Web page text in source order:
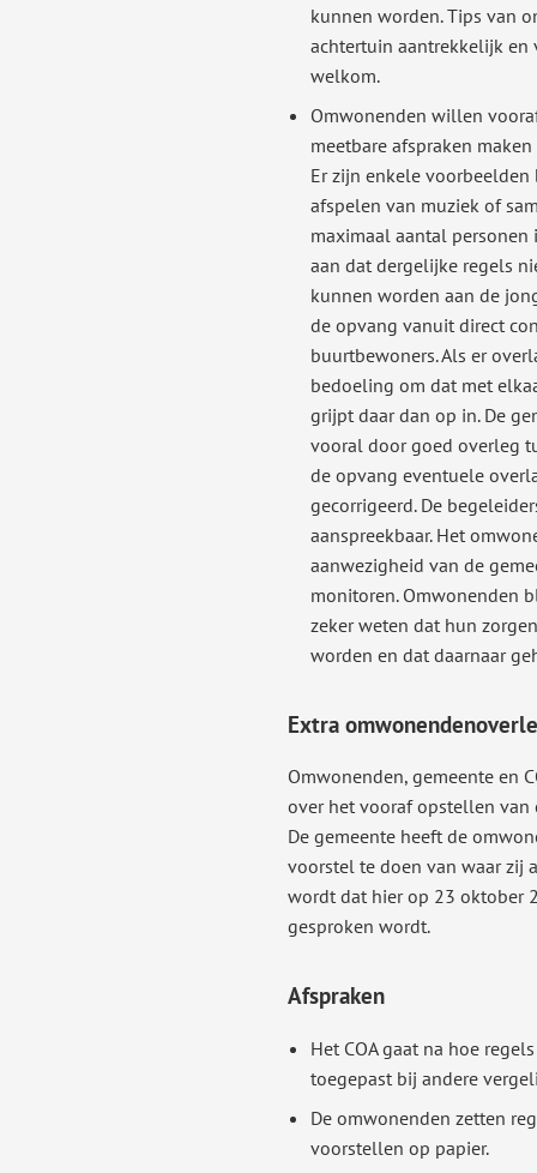
kunnen worden. Tips van
achtertuin aantrekkelijk en
welkom.
Omwonenden willen
meetbare afspraken
Er zijn enkele voorbeelden
afspelen van muziek of
maximaal aantal personen
aan dat dergelijke regels
kunnen worden aan de
de opvang vanuit direct
buurtbewoners. Als er
bedoeling om dat met
grijpt daar dan op in. De
vooral door goed overleg
de opvang eventuele
gecorrigeerd. De
aanspreekbaar. Het
aanwezigheid van de
monitoren. Omwonenden
zeker weten dat hun
worden en dat daarnaar
Extra
Omwonenden, gemeente en
over het vooraf opstellen van
De gemeente heeft de
voorstel te doen van waar zij
wordt dat hier op 23 oktober
gesproken wordt.
Afspraken
Het COA gaat na hoe
toegepast bij andere
De omwonenden zetten
voorstellen op papier.